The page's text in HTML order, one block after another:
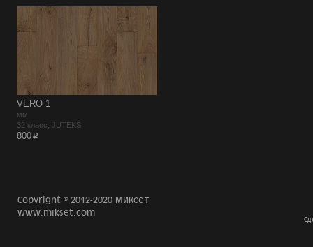
VERO 1
мм
32 класс, JUTEKS
800p
Copyright © 2012-2020 Миксет
www.mikset.com